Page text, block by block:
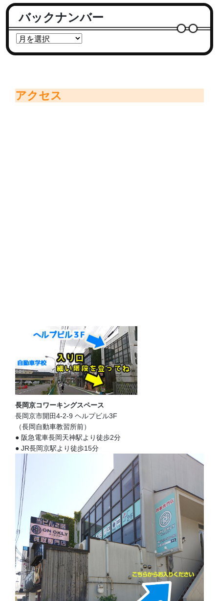
バックナンバー
アクセス
長岡京コワーキングスペース
長岡京市開田4-2-9 ヘルプビル3F
（長岡自動車教習所前）
● 阪急電車長岡天神駅より徒歩2分
● JR長岡京駅より徒歩15分